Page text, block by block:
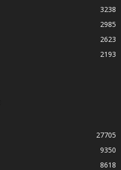
3238
2985
2623
2193
27705
9350
8618